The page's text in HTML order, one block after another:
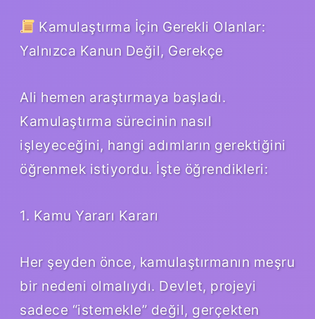
Kamulaştırma İçin Gerekli Olanlar:
Yalnızca Kanun Değil, Gerekçe
Ali hemen araştırmaya başladı.
Kamulaştırma sürecinin nasıl
işleyeceğini, hangi adımların gerektiğini
öğrenmek istiyordu. İşte öğrendikleri:
1. Kamu Yararı Kararı
Her şeyden önce, kamulaştırmanın meşru
bir nedeni olmalıydı. Devlet, projeyi
sadece “istemekle” değil, gerçekten